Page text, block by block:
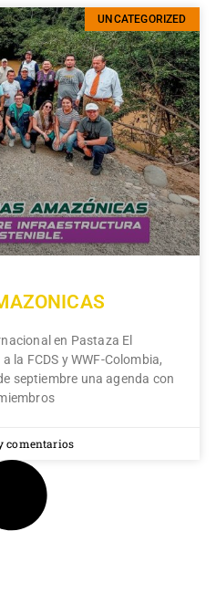
UNCATEGORIZED
en Pastaza El
la FCDS y WWF-Colombia,
septiembre una agenda con
comentarios